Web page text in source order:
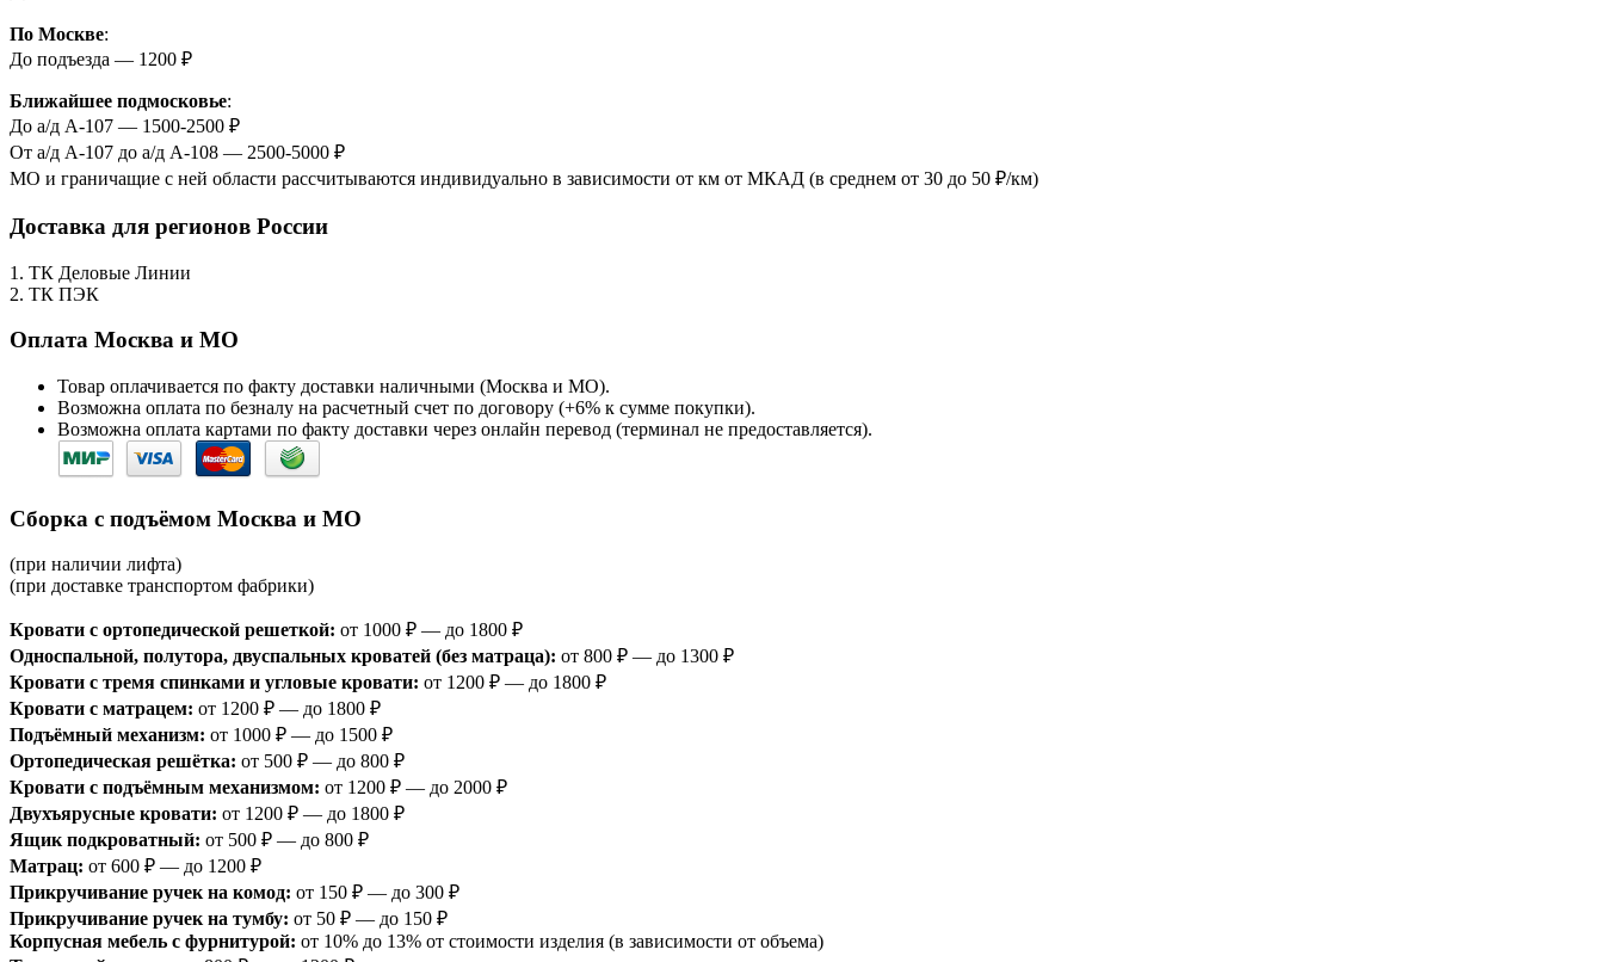
По Москве:
До подъезда — 1200 ₽
Ближайшее подмосковье:
До а/д А-107 — 1500-2500 ₽
От а/д А-107 до а/д А-108 — 2500-5000 ₽
МО и граничащие с ней области рассчитываются индивидуально в зависимости от км от МКАД (в среднем от 30 до 50 ₽/км)
Доставка для регионов России
1. ТК Деловые Линии
2. ТК ПЭК
Оплата Москва и МО
Товар оплачивается по факту доставки наличными (Москва и МО).
Возможна оплата по безналу на расчетный счет по договору (+6% к сумме покупки).
Возможна оплата картами по факту доставки через онлайн перевод (терминал не предоставляется).
Сборка с подъёмом Москва и МО
(при наличии лифта)
(при доставке транспортом фабрики)
Кровати с ортопедической решеткой: от 1000 ₽ — до 1800 ₽
Односпальной, полутора, двуспальных кроватей (без матраца): от 800 ₽ — до 1300 ₽
Кровати с тремя спинками и угловые кровати: от 1200 ₽ — до 1800 ₽
Кровати с матрацем: от 1200 ₽ — до 1800 ₽
Подъёмный механизм: от 1000 ₽ — до 1500 ₽
Ортопедическая решётка: от 500 ₽ — до 800 ₽
Кровати с подъёмным механизмом: от 1200 ₽ — до 2000 ₽
Двухъярусные кровати: от 1200 ₽ — до 1800 ₽
Ящик подкроватный: от 500 ₽ — до 800 ₽
Матрац: от 600 ₽ — до 1200 ₽
Прикручивание ручек на комод: от 150 ₽ — до 300 ₽
Прикручивание ручек на тумбу: от 50 ₽ — до 150 ₽
Корпусная мебель с фурнитурой: от 10% до 13% от стоимости изделия (в зависимости от объема)